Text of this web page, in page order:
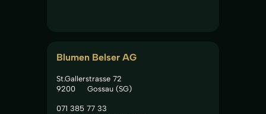
Blumen Belser AG
St.Gallerstrasse 72
9200
Gossau (SG)
071 385 77 33